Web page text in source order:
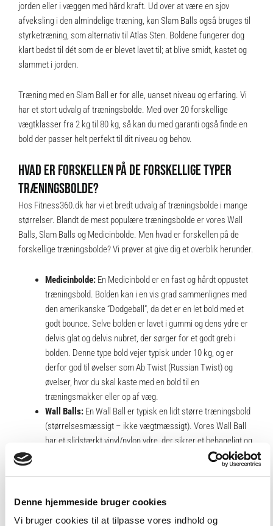
Denne hjemmeside bruger cookies
Vi bruger cookies til at tilpasse vores indhold og
jorden eller i væggen med hård kraft. Ud over at være en sjov
afveksling i den almindelige træning, kan Slam Balls også bruges til
styrketræning, som alternativ til Atlas Sten. Boldene fungerer dog
klart bedst til dét som de er blevet lavet til; at blive smidt, kastet og
slammet i jorden.
Træning med en Slam Ball er for alle, uanset niveau og erfaring. Vi
har et stort udvalg af træningsbolde. Med over 20 forskellige
vægtklasser fra 2 kg til 80 kg, så kan du med garanti også finde en
bold der passer helt perfekt til dit niveau og behov.
HVAD ER FORSKELLEN PÅ DE FORSKELLIGE TYPER
TRÆNINGSBOLDE?
Hos Fitness360.dk har vi et bredt udvalg af træningsbolde i mange
størrelser. Blandt de mest populære træningsbolde er vores Wall
Balls, Slam Balls og Medicinbolde. Men hvad er forskellen på de
forskellige træningsbolde? Vi prøver at give dig et overblik herunder.
Medicinbolde:En Medicinbold er en fast og hårdt oppustet
træningsbold. Bolden kan i en vis grad sammenlignes med
den amerikanske “Dodgeball”, da det er en let bold med et
godt bounce. Selve bolden er lavet i gummi og dens ydre er
delvis glat og delvis nubret, der sørger for et godt greb i
bolden. Denne type bold vejer typisk under 10 kg, og er
derfor god til øvelser som Ab Twist (Russian Twist) og
øvelser, hvor du skal kaste med en bold til en
træningsmakker eller op af væg.
Wall Balls:En Wall Ball er typisk en lidt større træningsbold
(størrelsesmæssigt – ikke vægtmæssigt). Vores Wall Ball
har et slidstærkt vinyl/nylon ydre, der sikrer et behageligt og
fast greb. En Wall Ball er ikke fyldt med luft, hvilket gør
bolden fast og afbalanceret. Denne type bold er mest
eller på ball plate.